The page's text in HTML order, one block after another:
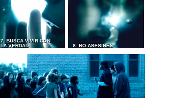
7 BUSCA VIVIR CON
LA VERDAD
8 NO ASESINES